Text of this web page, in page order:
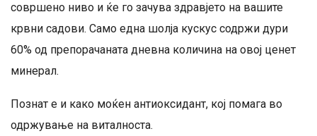
совршено ниво и ќе го зачува здравјето на вашите
крвни садови. Само една шолја кускус содржи дури
60% од препорачаната дневна количина на овој ценет
минерал.
Познат е и како моќен антиоксидант, кој помага во
одржување на виталноста.